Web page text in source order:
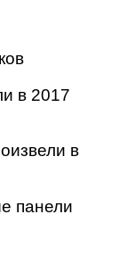
в 2017
в
панели